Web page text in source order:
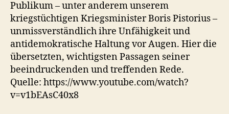
Publikum – unter anderem unserem
kriegstüchtigen Kriegsminister Boris Pistorius –
unmissverständlich ihre Unfähigkeit und
antidemokratische Haltung vor Augen. Hier die
übersetzten, wichtigsten Passagen seiner
beeindruckenden und treffenden Rede.
Quelle: https://www.youtube.com/watch?
v=v1bEAsC40x8